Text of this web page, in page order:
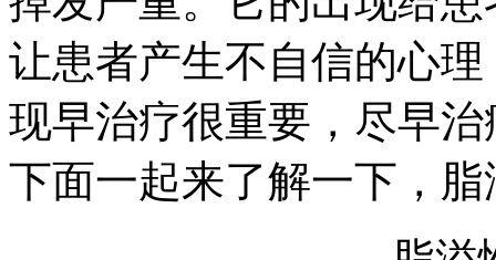
让患者产生不自信的心
现早治疗很重要，尽早
下面一起来了解一下，